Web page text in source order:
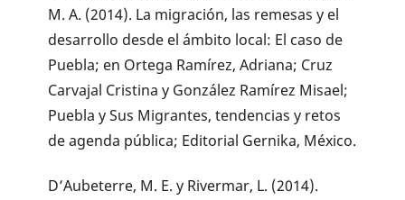
M. A. (2014). La migración, las remesas y el
desarrollo desde el ámbito local: El caso de
Puebla; en Ortega Ramírez, Adriana; Cruz
Carvajal Cristina y González Ramírez Misael;
Puebla y Sus Migrantes, tendencias y retos
de agenda pública; Editorial Gernika, México.
D’Aubeterre, M. E. y Rivermar, L. (2014).